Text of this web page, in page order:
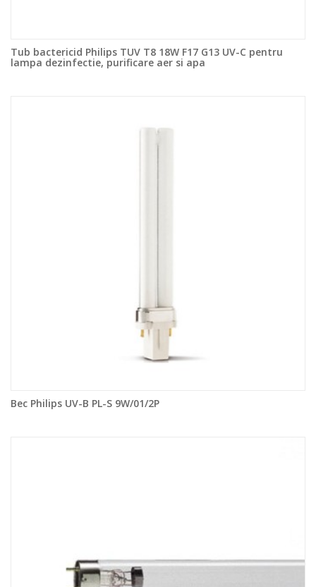
Tub bactericid Philips TUV T8 18W F17 G13 UV-C pentru
lampa dezinfectie, purificare aer si apa
Bec Philips UV-B PL-S 9W/01/2P